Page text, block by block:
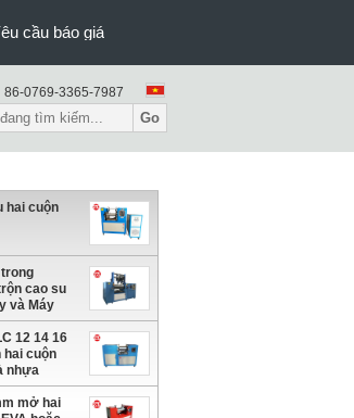
cầu báo giá
86-0769-3365-7987
Go
hai cuộn
cao su
và Máy
sứ
12 14 16
hai cuộn
nhựa
mở hai